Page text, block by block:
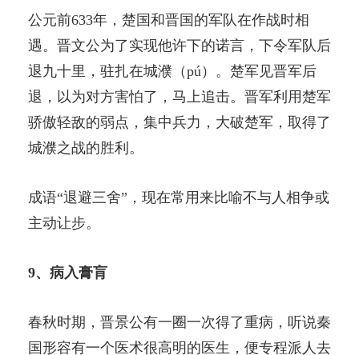
公元前633年，楚国和晋国的军队在作战时相
遇。晋文公为了实现他许下的诺言，下令军队后
退九十里，驻扎在城濮（pú）。楚军见晋军后
退，以为对方害怕了，马上追击。晋军利用楚军
骄傲轻敌的弱点，集中兵力，大破楚军，取得了
城濮之战的胜利。
成语“退避三舍”，现在常用来比喻不与人相争或
主动让步。
9、病入膏肓
春秋时期，晋景公有一圈一次得了重病，听说秦
国形容有一个医术很高明的医生，便专程派人去